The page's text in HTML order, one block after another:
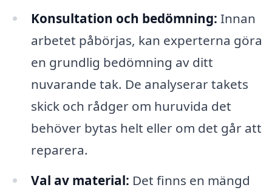
Konsultation och bedömning: Innan
arbetet påbörjas, kan experterna göra
en grundlig bedömning av ditt
nuvarande tak. De analyserar takets
skick och rådger om huruvida det
behöver bytas helt eller om det går att
reparera.
Val av material: Det finns en mängd